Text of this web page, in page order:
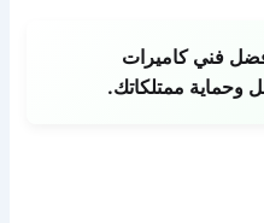
فني كاميرات
وحماية ممتلكاتك.